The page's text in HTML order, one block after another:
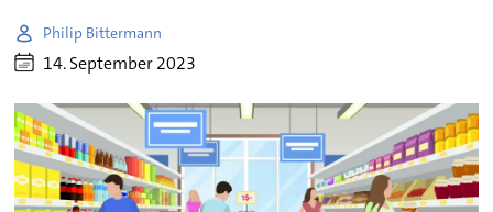
Philip Bittermann
14. September 2023